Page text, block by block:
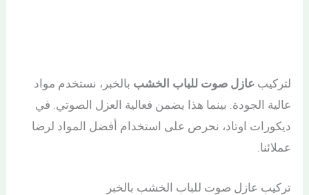
لتركيب عازل صوت للباب الخشب بالخبر، نستخدم مواد
عالية الجودة. بينما هذا يضمن فعالية العزل الصوتي. في
ديكورات اوتاد، نحرص على استخدام أفضل المواد لرضا
عملائنا.
تركيب عازل صوت للباب الخشب بالخبر